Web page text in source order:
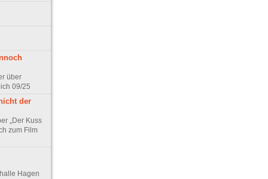
über
09/25
der
„Der Kuss
zum Film
Hagen